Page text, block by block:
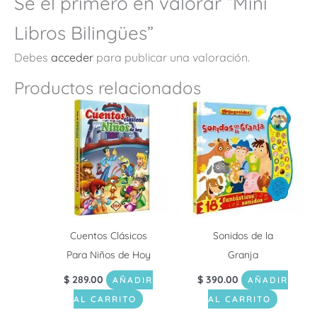
Libros Bilingües”
Debes acceder para publicar una valoración.
Productos relacionados
Cuentos Clásicos
Para Niños de Hoy
$ 289.00
AÑADIR
AL CARRITO
Sonidos de la
Granja
$ 390.00
AÑADIR
AL CARRITO